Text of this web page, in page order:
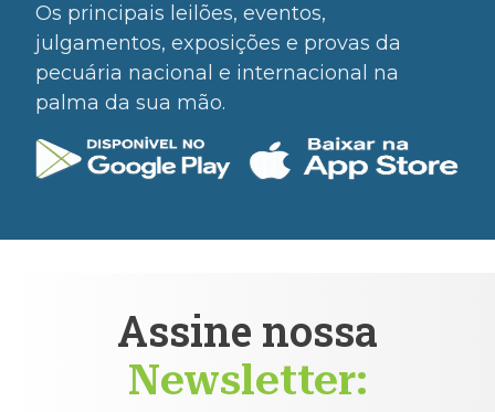
Os principais leilões, eventos,
julgamentos, exposições e provas da
pecuária nacional e internacional na
palma da sua mão.
Assine nossa
Newsletter: